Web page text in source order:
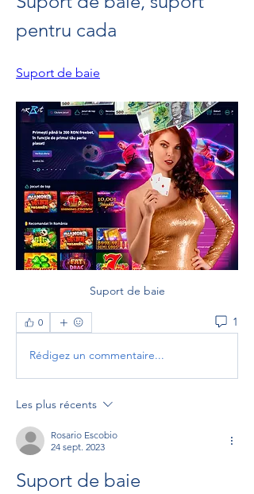
pentru cada
Suport de baie
Suport de baie
0 1
Rédigez un commentaire...
Les plus récents
Rosario Escobio
24 sept. 2023
Suport de baie